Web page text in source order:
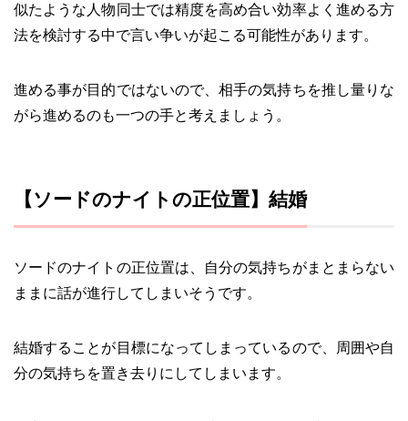
似たような人物同士では精度を高め合い効率よく進める方
法を検討する中で言い争いが起こる可能性があります。
進める事が目的ではないので、相手の気持ちを推し量りな
がら進めるのも一つの手と考えましょう。
【ソードのナイトの正位置】結婚
ソードのナイトの正位置は、自分の気持ちがまとまらない
ままに話が進行してしまいそうです。
結婚することが目標になってしまっているので、周囲や自
分の気持ちを置き去りにしてしまいます。